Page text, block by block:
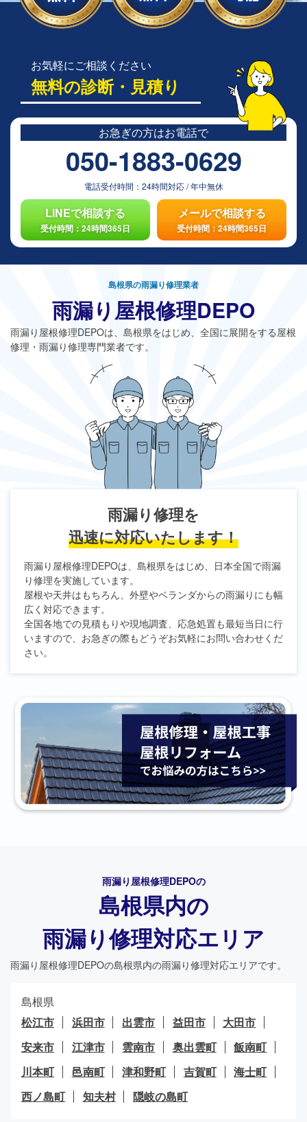
お気軽にご相談ください
無料の診断・見積り
お急ぎの方はお電話で
050-1883-0629
電話受付時間： 24時間対応/年中無休
LINEで相談する
受付時間：24時間365日
メールで相談する
受付時間：24時間365日
島根県の雨漏り修理業者
雨漏り屋根修理DEPO
雨漏り屋根修理DEPOは、島根県をはじめ、全国に展開をする屋根
修理・雨漏り修理専門業者です。
雨漏り修理を
迅速に対応いたします！
雨漏り屋根修理DEPOは、島根県をはじめ、日本全国で雨漏
り修理を実施しています。
屋根や天井はもちろん、外壁やベランダからの雨漏りにも幅
広く対応できます。
全国各地での見積もりや現地調査、応急処置も最短当日に行
いますので、お急ぎの際もどうぞお気軽にお問い合わせくだ
さい。
雨漏り屋根修理DEPOの
島根県内の
雨漏り修理対応エリア
雨漏り屋根修理DEPOの島根県内の雨漏り修理対応エリアです。
島根県
松江市
浜田市 出雲市 益田市
大田市
安来市
江津市 雲南市 奥出雲町
飯南町
川本町
邑南町 津和野町 吉賀町
海士町
西ノ島町
知夫村 隠岐の島町